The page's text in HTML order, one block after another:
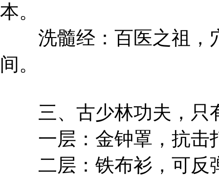
本。
洗髓经：百医之祖，
间。
三、古少林功夫，只
一层：金钟罩，抗击
二层：铁布衫，可反